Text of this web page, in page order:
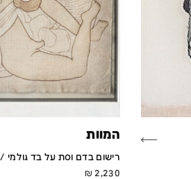
המוות
רישום בדם וסת על בד גולמי / 25x25 ס''מ
2,230
₪